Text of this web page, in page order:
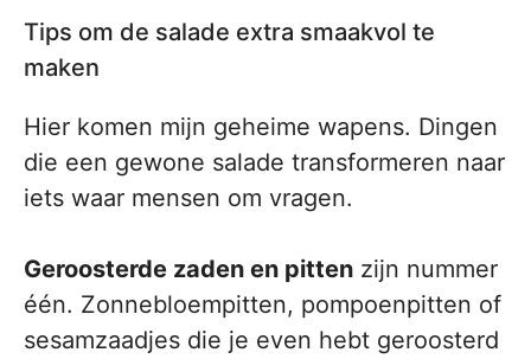
Tips om de salade extra smaakvol te
maken
Hier komen mijn geheime wapens. Dingen
die een gewone salade transformeren naar
iets waar mensen om vragen.
Geroosterde zaden en pitten zijn nummer
één. Zonnebloempitten, pompoenpitten of
sesamzaadjes die je even hebt geroosterd